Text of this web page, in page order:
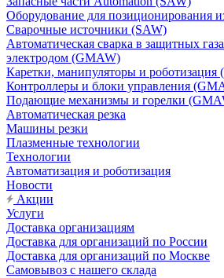
Оборудование для позиционирования
Сварочные источники (SAW)
Автоматическая сварка в защитных
электродом (GMAW)
Каретки, манипуляторы и роботизация
Контроллеры и блоки управления
Подающие механизмы и горелки
Автоматическая резка
Машины резки
Плазменные технологии
Технологии
Автоматизация и роботизация
Новости
Акции
Услуги
Доставка организациям
Доставка для организаций по России
Доставка для организаций по Москве
Самовывоз с нашего склада